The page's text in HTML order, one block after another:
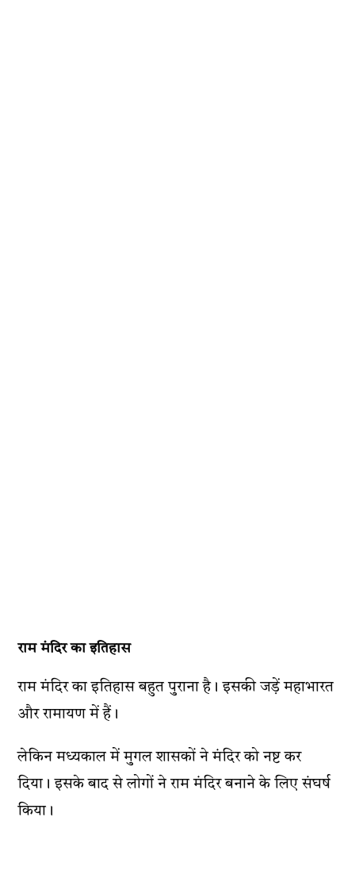
राम मंदिर का इतिहास
राम मंदिर का इतिहास बहुत पुराना है। इसकी जड़ें महाभारत
और रामायण में हैं।
लेकिन मध्यकाल में मुगल शासकों ने मंदिर को नष्ट कर
दिया। इसके बाद से लोगों ने राम मंदिर बनाने के लिए संघर्ष
किया।